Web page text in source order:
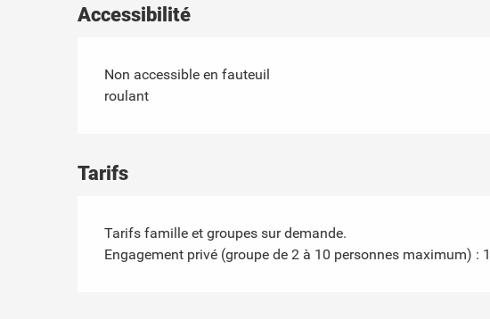
Accessibilité
Non accessible en fauteuil
roulant
Tarifs
Tarifs famille et groupes sur demande.
Engagement privé (groupe de 2 à 10 personnes maximum) :